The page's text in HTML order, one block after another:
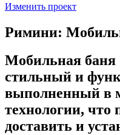
Изменить проект
Римини:
Мобильная
стильный и
выполненный в
технологии, что
доставить и